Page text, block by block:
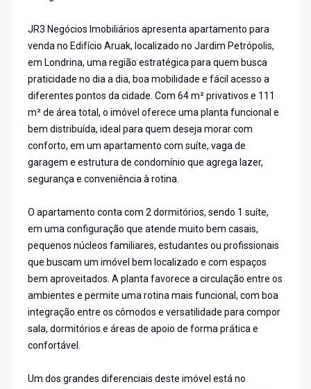
JR3 Negócios Imobiliários apresenta apartamento para
venda no Edifício Aruak, localizado no Jardim Petrópolis,
em Londrina, uma região estratégica para quem busca
praticidade no dia a dia, boa mobilidade e fácil acesso a
diferentes pontos da cidade. Com 64 m² privativos e 111
m² de área total, o imóvel oferece uma planta funcional e
bem distribuída, ideal para quem deseja morar com
conforto, em um apartamento com suíte, vaga de
garagem e estrutura de condomínio que agrega lazer,
segurança e conveniência à rotina.
O apartamento conta com 2 dormitórios, sendo 1 suíte,
em uma configuração que atende muito bem casais,
pequenos núcleos familiares, estudantes ou profissionais
que buscam um imóvel bem localizado e com espaços
bem aproveitados. A planta favorece a circulação entre os
ambientes e permite uma rotina mais funcional, com boa
integração entre os cômodos e versatilidade para compor
sala, dormitórios e áreas de apoio de forma prática e
confortável.
Um dos grandes diferenciais deste imóvel está no